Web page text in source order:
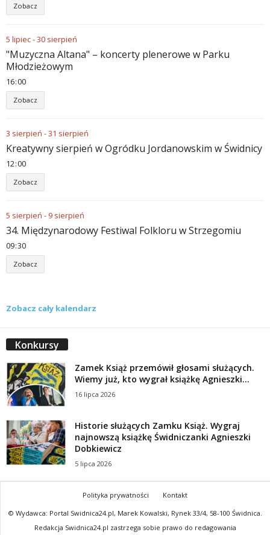
Zobacz
5 lipiec-30 sierpień
"Muzyczna Altana" – koncerty plenerowe w Parku
Młodzieżowym
16 00
Zobacz
3 sierpień -31 sierpień
Kreatywny sierpień w Ogródku Jordanowskim w Świdnicy
12 00
Zobacz
5 sierpień - 9 sierpień
34. Międzynarodowy Festiwal Folkloru w Strzegomiu
09 30
Zobacz
Zobacz cały kalendarz
Konkursy
Zamek Książ przemówił głosami służących.
Wiemy już, kto wygrał książkę Agnieszki...
16 lipca 2026
Historie służących Zamku Książ. Wygraj
najnowszą książkę Świdniczanki Agnieszki
Dobkiewicz
5 lipca 2026
Polityka prywatności
Kontakt
© Wydawca: Portal Swidnica24.pl, Marek Kowalski, Rynek 33/4, 58-100 Świdnica.
Redakcja Swidnica24.pl zastrzega sobie prawo do redagowania